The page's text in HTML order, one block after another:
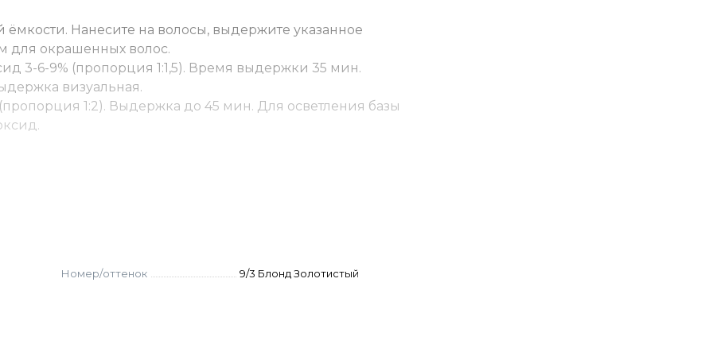
Нанесите на волосы, выдержите указанное
для окрашенных волос.
3-6-9% (пропорция 1:1,5). Время выдержки 35 мин.
визуальная.
(пропорция 1:2). Выдержка до 45 мин. Для осветления базы
для волос уровня 11 — 1-2% от основного красителя.
Номер/оттенок 9/3 Блонд Золотистый